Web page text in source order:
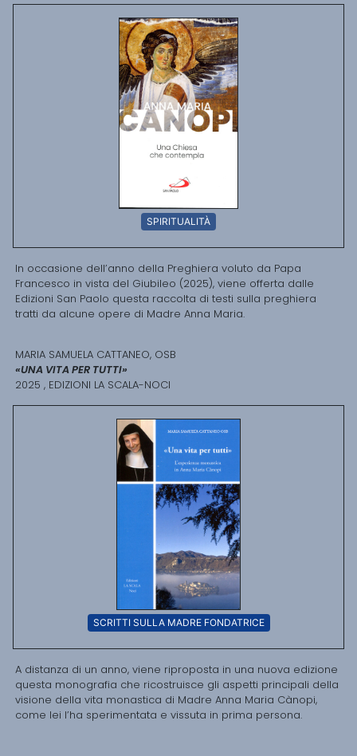
SPIRITUALITÀ
In occasione dell’anno della Preghiera voluto da Papa
Francesco in vista del Giubileo (2025), viene offerta dalle
Edizioni San Paolo questa raccolta di testi sulla preghiera
tratti da alcune opere di Madre Anna Maria.
MARIA SAMUELA CATTANEO, OSB
«UNA VITA PER TUTTI»
2025 , EDIZIONI LA SCALA-NOCI
SCRITTI SULLA MADRE FONDATRICE
A distanza di un anno, viene riproposta in una nuova edizione
questa monografia che ricostruisce gli aspetti principali della
visione della vita monastica di Madre Anna Maria Cànopi,
come lei l’ha sperimentata e vissuta in prima persona.